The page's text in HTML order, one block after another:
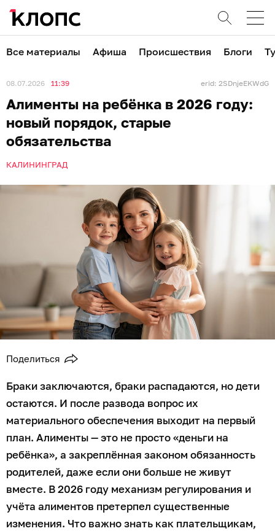
Все материалы Афиша Происшествия Блоги
08.07.2026 11:39 erid: 2SDnjeEKWdG
Алименты на ребёнка в 2026 году:
новый порядок, старые
обязательства
КАЛИНИНГРАД
Поделиться
Браки заключаются, браки распадаются, но дети
остаются. И после развода вопрос их
материального обеспечения выходит на первый
план. Алименты — это не просто «деньги на
ребёнка», а закреплённая законом обязанность
родителей, даже если они больше не живут
вместе. В 2026 году механизм регулирования и
учёта алиментов претерпел существенные
изменения. Что важно знать как плательщикам,